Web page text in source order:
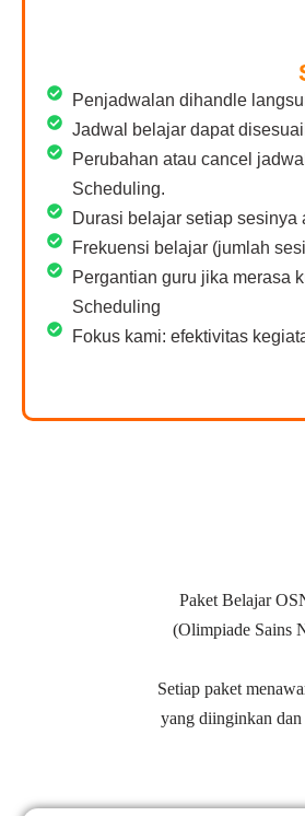
Penjadwalan dihandle
Jadwal belajar dapat
Perubahan atau cancel
Scheduling.
Durasi belajar setiap sesinya
Frekuensi belajar (jumlah
Pergantian guru jika merasa
Scheduling
Fokus kami: efektivitas
Paket Belajar
(Olimpiade Sains
Setiap paket
yang diinginkan